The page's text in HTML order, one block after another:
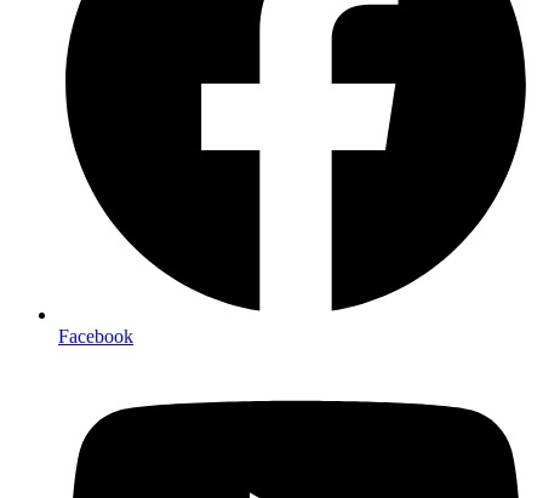
Facebook